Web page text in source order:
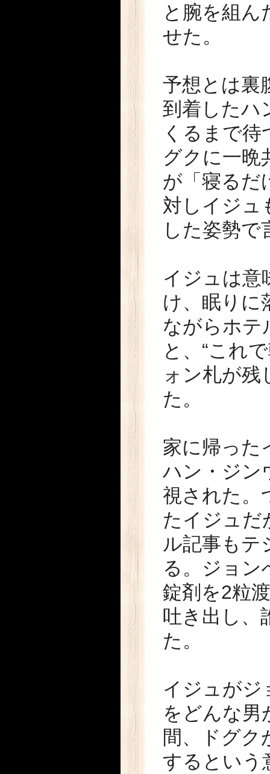
と腕を組ん
せた。
予想とは裏
到着したハ
くるまで
グクに一晩
が「寝るだ
対しイジュ
した姿勢
イジュは意
け、眠りに
ながらホテ
と、“これ
ォン札が
た。
家に帰った
ハン・ジン
視された。
たイジュだ
ル記事もテ
る。ジョン
錠剤を2粒
吐き出し、
た。
イジュがジ
をどんな男
間、ドグク
するという